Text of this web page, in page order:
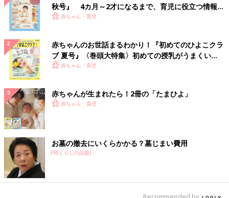
秋号』 4カ月～2才になるまで、育児に役立つ情報が
いっぱい！
赤ちゃん・育児
赤ちゃんのお世話まるわかり！『初めてのひよこクラ
ブ 夏号』〈巻頭大特集〉初めての授乳がうまくい
く！ おっぱい・ミルクの基本と夏のトラブル 解決テ
赤ちゃん・育児
赤ちゃんが生まれたら！2冊の「たまひよ」
赤ちゃん・育児
お墓の撤去にいくらかかる？墓じまい費用
PR(くらしの話題)